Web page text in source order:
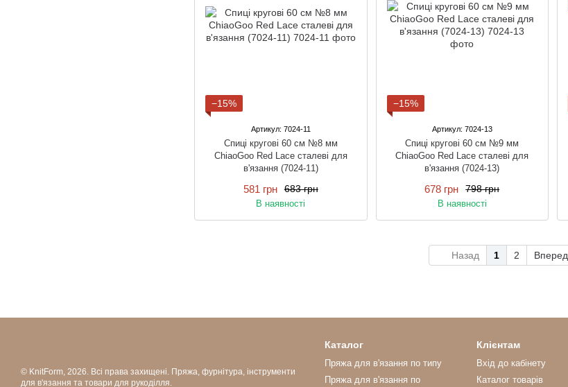
−15%
Артикул: 7024-11
Спиці кругові 60 см №8 мм
ChiaoGoo Red Lace сталеві для
в'язання (7024-11)
683 грн
581 грн
В наявності
−15%
Артикул: 7024-13
Спиці кругові 60 см №9 мм
ChiaoGoo Red Lace сталеві для
в'язання (7024-13)
798 грн
678 грн
В наявності
Назад 1 2 Вперед
© KnitForm, 2026. Всі права захищені. Пряжа, фурнітура, інструменти
для в'язання та товари для рукоділля.
Каталог
Пряжа для в'язання по типу
Пряжа для в'язання по
Клієнтам
Вхід до кабінету
Каталог товарів